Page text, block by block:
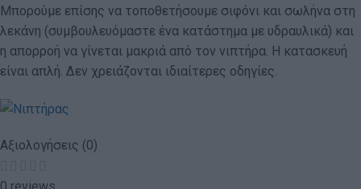
Μπορούμε επίσης να τοποθετήσουμε σιφόνι και σωλήνα στη
λεκάνη (συμβουλευόμαστε ένα κατάστημα με υδραυλικά) και
η απορροή να γίνεται μακριά από τον νιπτήρα. Η κατασκευή
είναι απλή. Δεν χρειάζονται ιδιαίτερες οδηγίες.
Αξιολογήσεις (0)